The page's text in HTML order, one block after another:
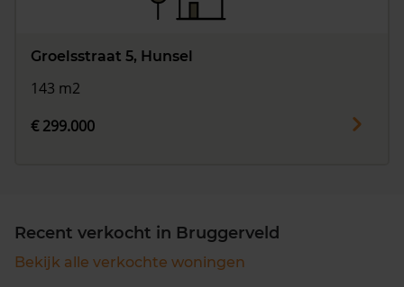
Groelsstraat 5, Hunsel
143 m2
€ 299.000
Recent verkocht in Bruggerveld
Bekijk alle verkochte woningen